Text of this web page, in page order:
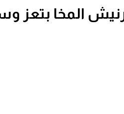
موكا 4” على كورنيش